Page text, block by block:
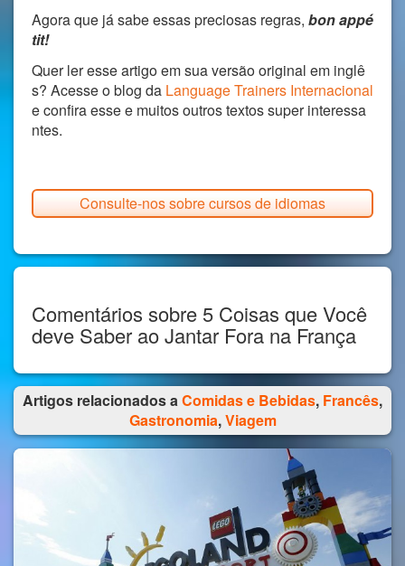
Agora que já sabe essas preciosas regras, bon appé
tit!
Quer ler esse artigo em sua versão original em inglê
s? Acesse o blog da Language Trainers Internacional
e confira esse e muitos outros textos super interessa
ntes.
Consulte-nos sobre cursos de idiomas
Comentários sobre 5 Coisas que Você
deve Saber ao Jantar Fora na França
Artigos relacionados a Comidas e Bebidas, Francês,
Gastronomia,Viagem